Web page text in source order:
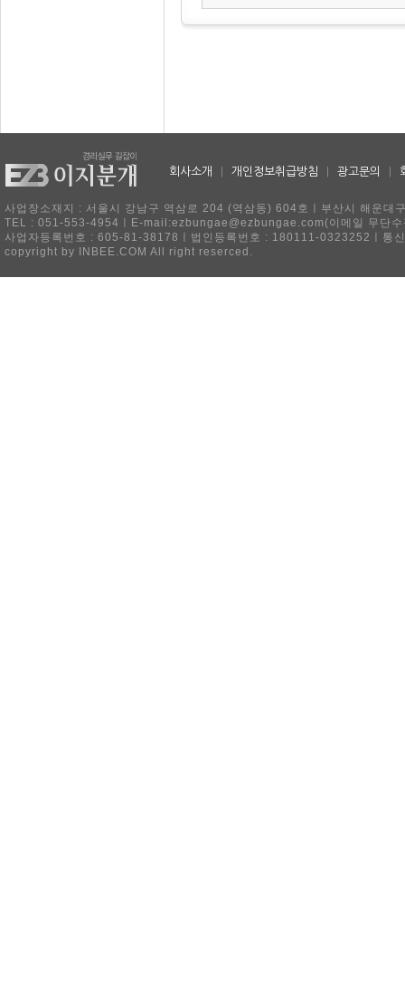
회사소개 개인정보취급방침 광고문의
사업장소재지 : 서울시 강남구 역삼로 204 (역삼동) 604호ㅣ부산시 해운
TEL : 051-553-4954ㅣE-mail:ezbungae@ezbungae.com(이메일 무단수
사업자등록번호 : 605-81-38178ㅣ법인등록번호 : 180111-0323252ㅣ통
copyright by INBEE.COM All right reserced.